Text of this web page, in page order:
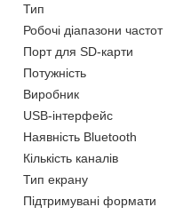
Тип
Робочі діапазони частот
Порт для SD-карти
Потужність
Виробник
USB-інтерфейс
Наявність Bluetooth
Кількість каналів
Тип екрану
Підтримувані формати